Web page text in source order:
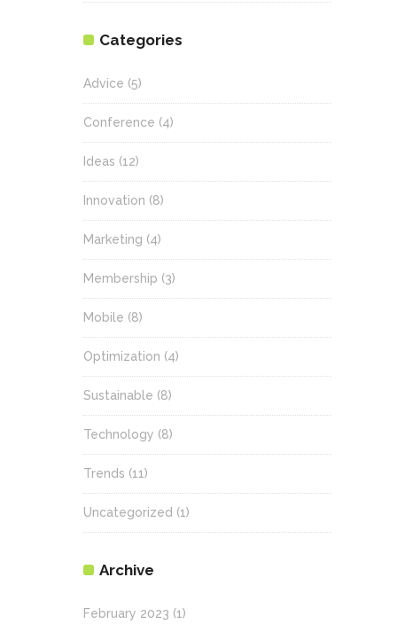
Categories
Advice (5)
Conference (4)
Ideas (12)
Innovation (8)
Marketing (4)
Membership (3)
Mobile (8)
Optimization (4)
Sustainable (8)
Technology (8)
Trends (11)
Uncategorized (1)
Archive
February 2023 (1)